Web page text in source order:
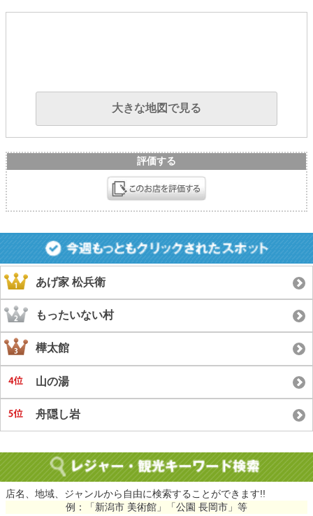
大きな地図で見る
評価する
あげ家 松兵衛
もったいない村
樺太館
山の湯
舟隠し岩
店名、地域、ジャンルから自由に検索することができます!!
例：「新潟市 美術館」「公園 長岡市」等